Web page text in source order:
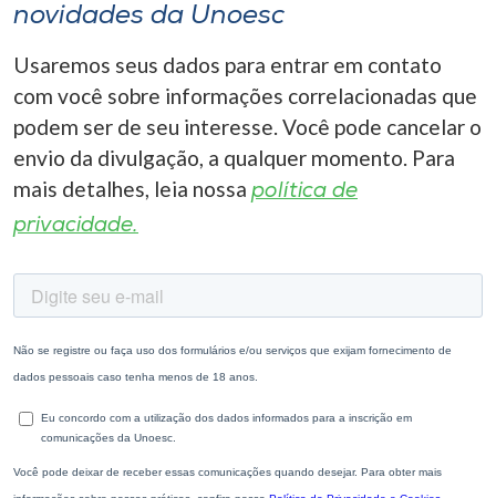
novidades da Unoesc
Usaremos seus dados para entrar em contato
com você sobre informações correlacionadas que
podem ser de seu interesse. Você pode cancelar o
envio da divulgação, a qualquer momento. Para
mais detalhes, leia nossa política de
privacidade.